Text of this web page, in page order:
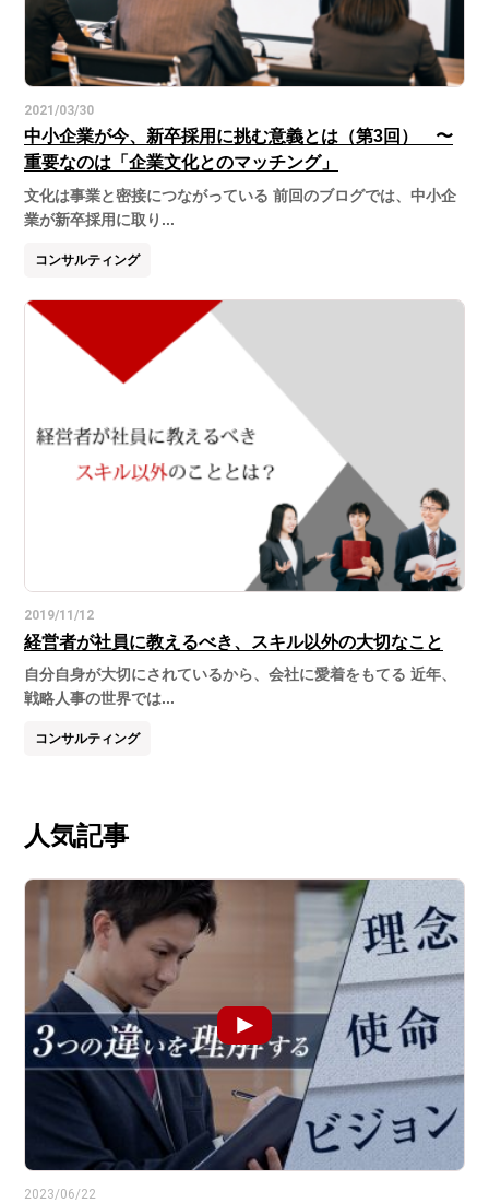
2021/03/30
中小企業が今、新卒採用に挑む意義とは（第3回） 〜
重要なのは「企業文化とのマッチング」
文化は事業と密接につながっている 前回のブログでは、中小企
業が新卒採用に取り...
コンサルティング
2019/11/12
経営者が社員に教えるべき、スキル以外の大切なこと
自分自身が大切にされているから、会社に愛着をもてる 近年、
戦略人事の世界では...
コンサルティング
人気記事
2023/06/22